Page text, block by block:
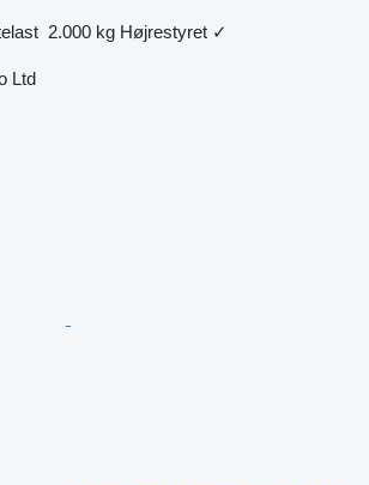
2.000 kg Højrestyret ✓
Ltd